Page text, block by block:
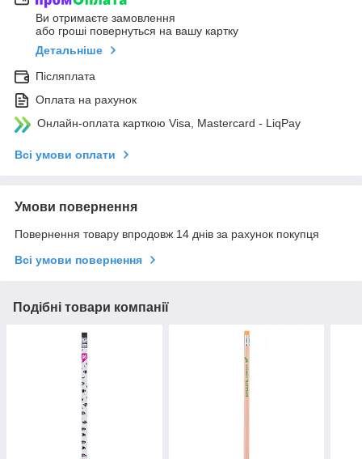
Ви отримаєте замовлення
або гроші повернуться на вашу картку
Детальніше
Післяплата
Оплата на рахунок
Онлайн-оплата карткою Visa, Mastercard - LiqPay
Всі умови оплати
Умови повернення
Повернення товару впродовж 14 днів за рахунок покупця
Всі умови повернення
Подібні товари компанії